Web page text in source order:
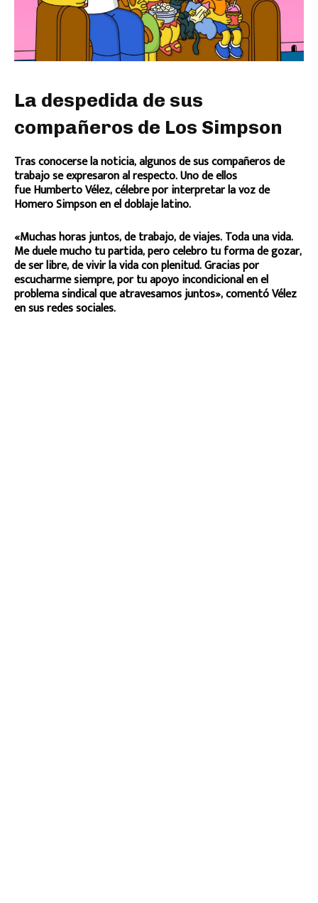
La despedida de sus
compañeros de Los Simpson
Tras conocerse la noticia, algunos de sus compañeros de
trabajo se expresaron al respecto. Uno de ellos
fue Humberto Vélez, célebre por interpretar la voz de
Homero Simpson en el doblaje latino.
«Muchas horas juntos, de trabajo, de viajes. Toda una vida.
Me duele mucho tu partida, pero celebro tu forma de gozar,
de ser libre, de vivir la vida con plenitud. Gracias por
escucharme siempre, por tu apoyo incondicional en el
problema sindical que atravesamos juntos», comentó Vélez
en sus redes sociales.